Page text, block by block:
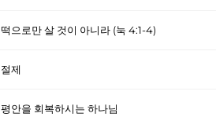
떡으로만 살 것이 아니라 (눅 4:1-4)
절제
평안을 회복하시는 하나님